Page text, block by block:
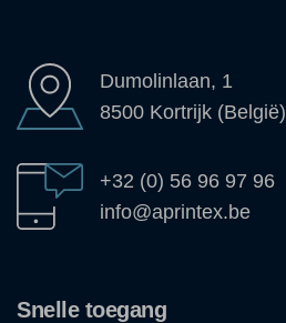
Dumolinlaan, 1
8500 Kortrijk (België)
+32 (0) 56 96 97 96
info@aprintex.be
Snelle toegang